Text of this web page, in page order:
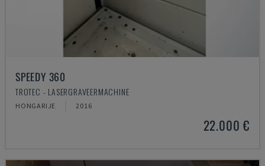
SPEEDY 360
TROTEC - LASERGRAVEERMACHINE
HONGARIJE 2016
22.000 €